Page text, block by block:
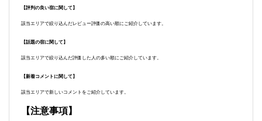
【評判の良い宿に関して】
該当エリアで絞り込んだレビュー評価の高い順にご紹介しています。
【話題の宿に関して】
該当エリアで絞り込んだ評価した人の多い順にご紹介しています。
【新着コメントに関して】
該当エリアで新しいコメントをご紹介しています。
【注意事項】